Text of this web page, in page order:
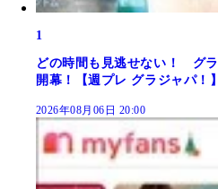
1
どの時間も見逃せない！ グ
開幕！【週プレ グラジャパ！】
2026年08月06日 20:00